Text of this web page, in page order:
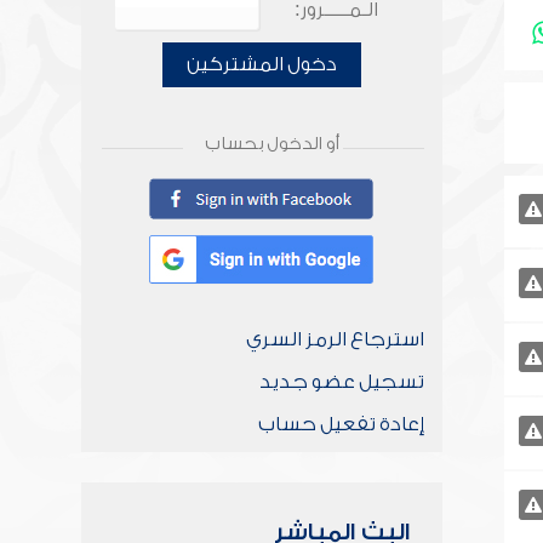
الـمـــــرور:
دخول المشتركين
أو الدخول بحساب
استرجاع الرمز السري
تسجيل عضو جديد
إعادة تفعيل حساب
البث المباشر